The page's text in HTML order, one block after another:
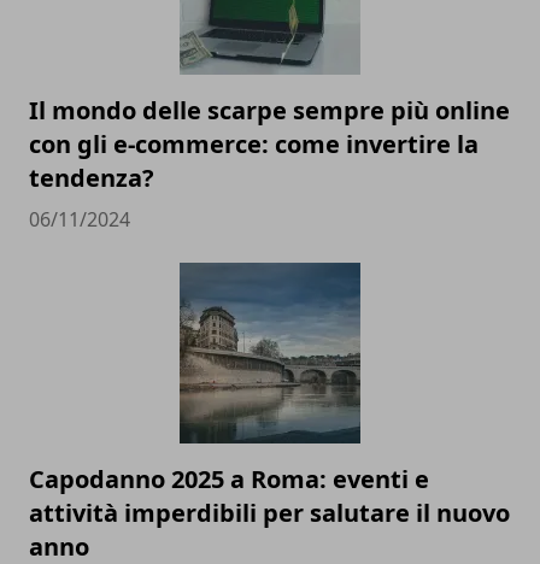
Il mondo delle scarpe sempre più online
con gli e-commerce: come invertire la
tendenza?
06/11/2024
Capodanno 2025 a Roma: eventi e
attività imperdibili per salutare il nuovo
anno